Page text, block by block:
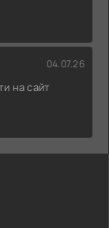
04.07.26
на сайт